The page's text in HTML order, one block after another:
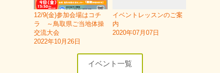
12/9(金)参加会場はコチ
ラ ～鳥取県ご当地体操
交流大会
2022年10月26日
イベントレッスンのご案
内
2020年07月07日
イベント一覧